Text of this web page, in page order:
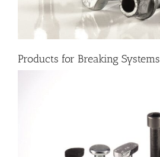
Products for Breaking Systems